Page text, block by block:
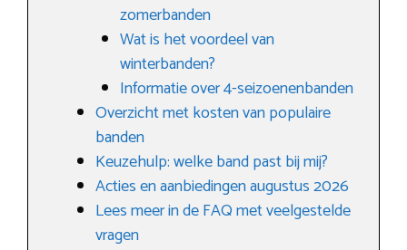
zomerbanden
Wat is het voordeel van
winterbanden?
Informatie over 4-seizoenenbanden
Overzicht met kosten van populaire
banden
Keuzehulp: welke band past bij mij?
Acties en aanbiedingen augustus 2026
Lees meer in de FAQ met veelgestelde
vragen